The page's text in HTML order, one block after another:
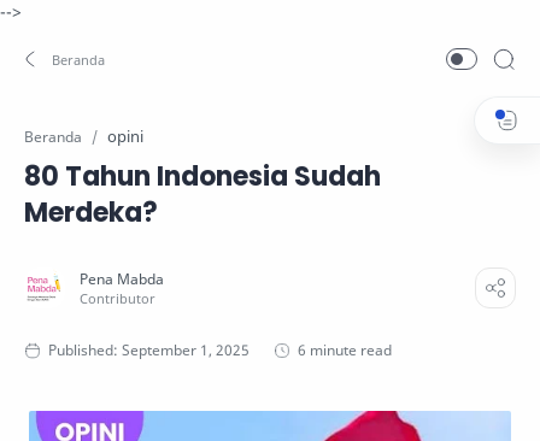
-->
Beranda opini
80 Tahun Indonesia Sudah
Merdeka?
6 minute read